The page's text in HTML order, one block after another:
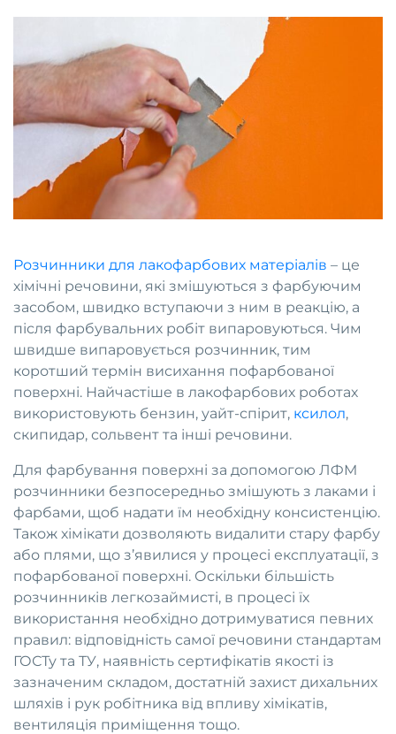
Розчинники для лакофарбових матеріалів – це
хімічні речовини, які змішуються з фарбуючим
засобом, швидко вступаючи з ним в реакцію, а
після фарбувальних робіт випаровуються. Чим
швидше випаровується розчинник, тим
коротший термін висихання пофарбованої
поверхні. Найчастіше в лакофарбових роботах
використовують бензин, уайт-спірит, ксилол,
скипидар, сольвент та інші речовини.
Для фарбування поверхні за допомогою ЛФМ
розчинники безпосередньо змішують з лаками і
фарбами, щоб надати їм необхідну консистенцію.
Також хімікати дозволяють видалити стару фарбу
або плями, що з’явилися у процесі експлуатації, з
пофарбованої поверхні. Оскільки більшість
розчинників легкозаймисті, в процесі їх
використання необхідно дотримуватися певних
правил: відповідність самої речовини стандартам
ГОСТу та ТУ, наявність сертифікатів якості із
зазначеним складом, достатній захист дихальних
шляхів і рук робітника від впливу хімікатів,
вентиляція приміщення тощо.